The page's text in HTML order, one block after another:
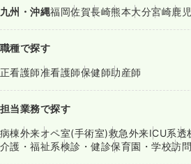
九州・沖縄福岡佐賀長崎熊本大分宮崎鹿
職種で探す
正看護師准看護師保健師助産師
担当業務で探す
病棟外来オペ室(手術室)救急外来ICU系透
介護・福祉系検診・健診保育園・学校訪